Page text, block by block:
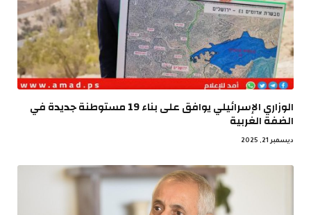
الوزاري الإسرائيلي يوافق على بناء 19 مستوطنة جديدة في
الضفة الغربية
ديسمبر 21, 2025